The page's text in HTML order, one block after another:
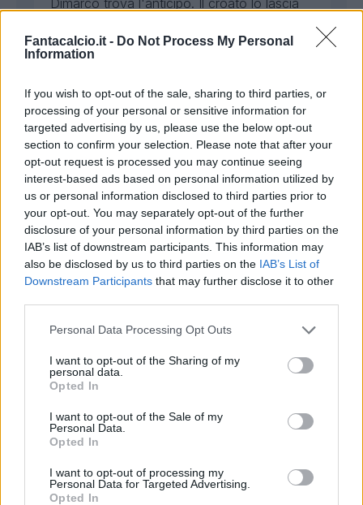
Fantacalcio.it - Do Not Process My Personal
Information
If you wish to opt-out of the sale, sharing to third parties, or
processing of your personal or sensitive information for
targeted advertising by us, please use the below opt-out
section to confirm your selection. Please note that after your
opt-out request is processed you may continue seeing
interest-based ads based on personal information utilized by
us or personal information disclosed to third parties prior to
your opt-out. You may separately opt-out of the further
disclosure of your personal information by third parties on the
IAB’s list of downstream participants. This information may
also be disclosed by us to third parties on the IAB’s List of
Downstream Participants that may further disclose it to other
Personal Data Processing Opt Outs
I want to opt-out of the Sharing of my
personal data.
Opted In
I want to opt-out of the Sale of my
Personal Data.
Opted In
I want to opt-out of processing my
Personal Data for Targeted Advertising.
Opted In
Dimarco trova l'anticipo. Il croato lo lascia
inventa l'eurogol: un atteggiamento da
punire, un blackout mentale che fa tornare
Candreva
Presente
6,5
Bonus e Malus
- NESSUNO -
Una delle poche note positive dell'Inter di
oggi. Parte molto bene, prova a disorientare
il Parma con tagli profondi e cross tagliati.
Suo il primo squillo del match, per tutto il
primo tempo tiene botta, anche se si
comincia a notare un lieve calo, che si fa
più evidente a inizio ripresa; così Spalletti lo
leva per spedire in campo Politano.
Spremuto
Bonus e Malus
- NESSUNO -